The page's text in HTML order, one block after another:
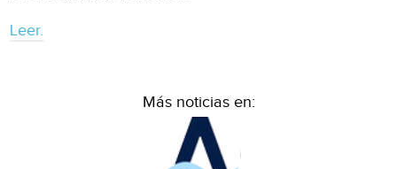
Leer.
Más noticias en: